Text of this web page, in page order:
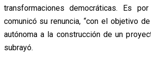
transformaciones democráticas. Es
comunicó su renuncia, “con el objetivo
autónoma a la construcción de un
subrayó.